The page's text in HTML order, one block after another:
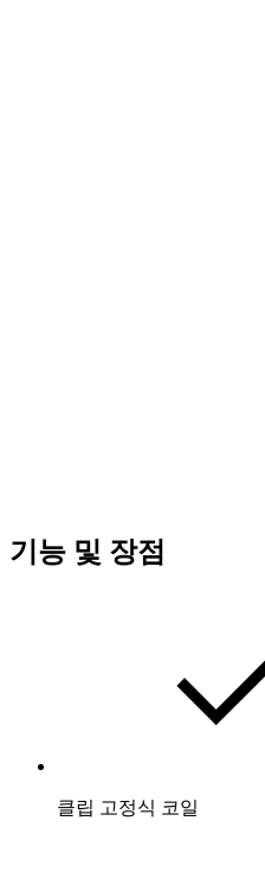
기능 및 장점
클립 고정식 코일